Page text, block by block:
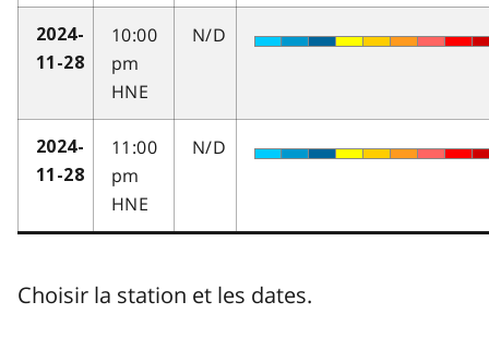
2024-
11-28
10:00
pm
HNE
N/D
2024-
11-28
11:00
pm
HNE
N/D
Choisir la station et les dates.